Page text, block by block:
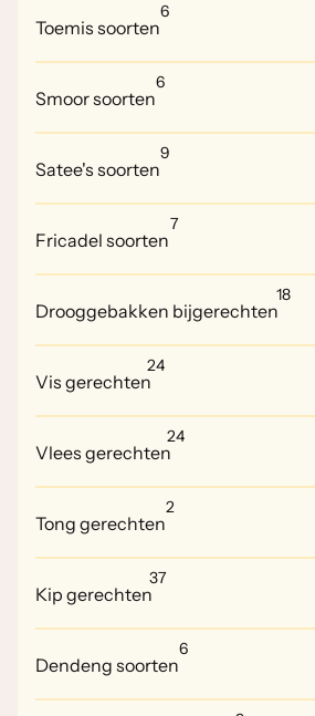
Toemis soorten
6
Smoor soorten
6
Satee's soorten
9
Fricadel soorten
7
Drooggebakken bijgerechten
18
Vis gerechten
24
Vlees gerechten
24
Tong gerechten
2
Kip gerechten
37
Dendeng soorten
6